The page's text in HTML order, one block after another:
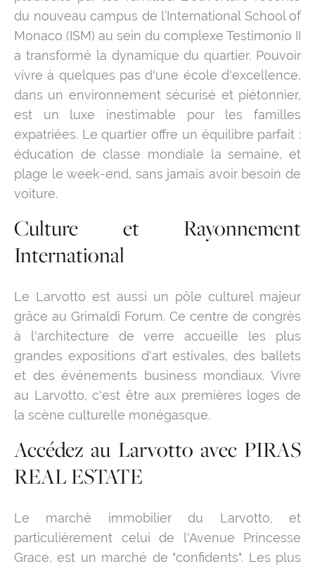
du nouveau campus de l’International School of
Monaco (ISM) au sein du complexe Testimonio II
a transformé la dynamique du quartier. Pouvoir
vivre à quelques pas d'une école d'excellence,
dans un environnement sécurisé et piétonnier,
est un luxe inestimable pour les familles
expatriées. Le quartier offre un équilibre parfait :
éducation de classe mondiale la semaine, et
plage le week-end, sans jamais avoir besoin de
voiture.
Culture et Rayonnement
International
Le Larvotto est aussi un pôle culturel majeur
grâce au Grimaldi Forum. Ce centre de congrès
à l'architecture de verre accueille les plus
grandes expositions d'art estivales, des ballets
et des événements business mondiaux. Vivre
au Larvotto, c'est être aux premières loges de
la scène culturelle monégasque.
Accédez au Larvotto avec PIRAS
REAL ESTATE
Le marché immobilier du Larvotto, et
particulièrement celui de l'Avenue Princesse
Grace, est un marché de "confidents". Les plus